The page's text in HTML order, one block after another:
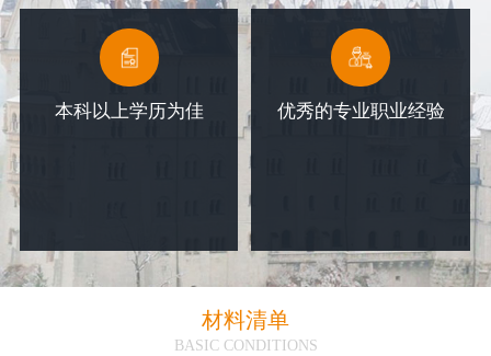
本科以上学历为佳 优秀的专业职业经验
材料清单
BASIC CONDITIONS